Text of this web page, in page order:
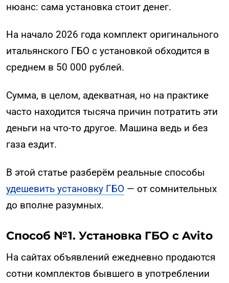
нюанс: сама установка стоит денег.
На начало 2026 года комплект оригинального
итальянского ГБО с установкой обходится в
среднем в 50 000 рублей.
Сумма, в целом, адекватная, но на практике
часто находится тысяча причин потратить эти
деньги на что-то другое. Машина ведь и без
газа ездит.
В этой статье разберём реальные способы
удешевить установку ГБО — от сомнительных
до вполне разумных.
Способ №1. Установка ГБО с Avito
На сайтах объявлений ежедневно продаются
сотни комплектов бывшего в употреблении